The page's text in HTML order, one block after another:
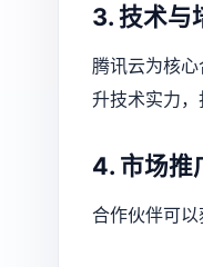
3. 技术与
腾讯云为核
升技术实力，
4. 市场推
合作伙伴可